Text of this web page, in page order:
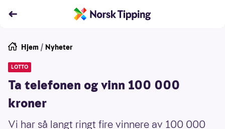
Hjem / Nyheter
LOTTO
Ta telefonen og vinn 100 000
kroner
Vi har så langt ringt fire vinnere av 100 000